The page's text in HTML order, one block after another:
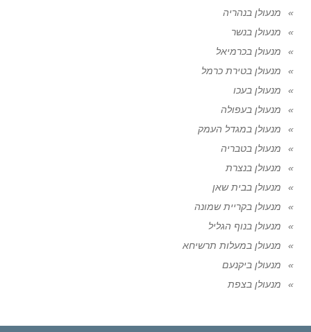
מנעולן בנהריה
מנעולן בנשר
מנעולן בכרמיאל
מנעולן בטירת כרמל
מנעולן בעכו
מנעולן בעפולה
מנעולן במגדל העמק
מנעולן בטבריה
מנעולן בנצרת
מנעולן בבית שאן
מנעולן בקריית שמונה
מנעולן בנוף הגליל
מנעולן במעלות תרשיחא
מנעולן ביקנעם
מנעולן בצפת